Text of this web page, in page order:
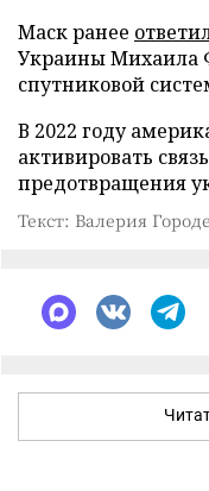
Маск ранее
Украины Михаила
спутниковой
В 2022 году
активировать
предотвращения
Текст: Валерия